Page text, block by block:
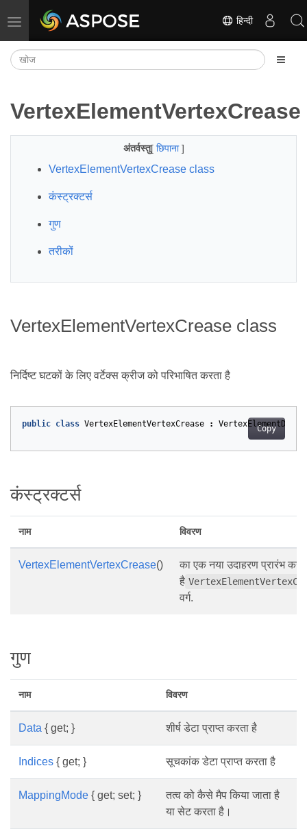
नेविगेशन टॉगल करें हिन्दी
VertexElementVertexCrease
अंतर्वस्तु[ छिपाना]
VertexElementVertexCrease class
कंस्ट्रक्टर्स
गुण
तरीकों
VertexElementVertexCrease class
निर्दिष्ट घटकों के लिए वर्टेक्स क्रीज को परिभाषित करता है
Copy
public class VertexElementVertexCrease :
कंस्ट्रक्टर्स
नाम विवरण
VertexElementVertexCrease()
का एक नया उदाहरण प्रारंभ
है
वर्ग.
गुण
नाम विवरण
Data { get; } शीर्ष डेटा प्राप्त करता है
Indices { get; } सूचकांक डेटा प्राप्त करता है
MappingMode { get; set; }
तत्व को कैसे मैप किया जाता है
या सेट करता है।